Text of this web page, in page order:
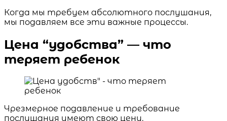
Когда мы требуем абсолютного послушания,
мы подавляем все эти важные процессы.
Цена “удобства” — что
теряет ребенок
Чрезмерное подавление и требование
послушания имеют свою цену.